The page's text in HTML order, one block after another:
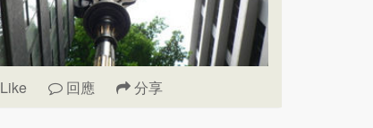
Like 回應 分享